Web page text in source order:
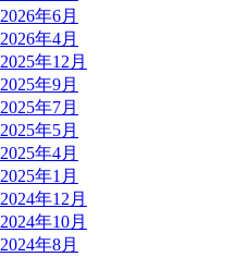
2026年6月
2026年4月
2025年12月
2025年9月
2025年7月
2025年5月
2025年4月
2025年1月
2024年12月
2024年10月
2024年8月